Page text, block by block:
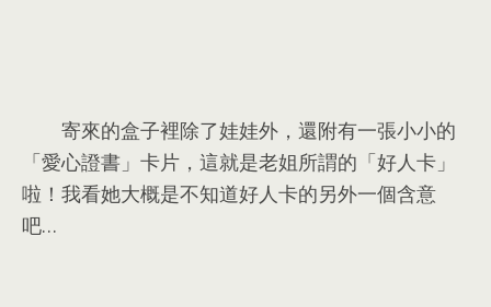
寄來的盒子裡除了娃娃外 ， 還附有一張小小的
「愛心證書」卡片 ， 這就是老姐所謂的「好人卡」
啦！我看她大概是不知道好人卡的另外一個含意
吧…